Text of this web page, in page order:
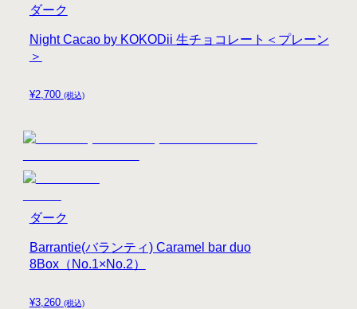
¥2,700 (税込)
Night Cacao by KOKODii 生チョコレート＜プレーン
＞
ダーク
¥3,260 (税込)
Barrantie(バランティ) Caramel bar duo
8Box（No.1×No.2）
ダーク